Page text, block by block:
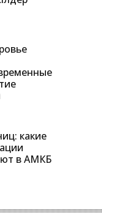
какие
в АМКБ